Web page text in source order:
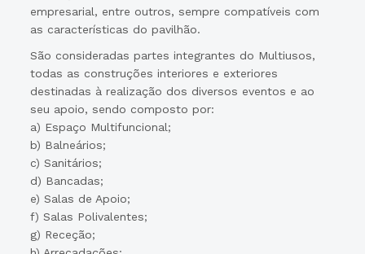
empresarial, entre outros, sempre compatíveis com
as características do pavilhão.
São consideradas partes integrantes do Multiusos,
todas as construções interiores e exteriores
destinadas à realização dos diversos eventos e ao
seu apoio, sendo composto por:
a) Espaço Multifuncional;
b) Balneários;
c) Sanitários;
d) Bancadas;
e) Salas de Apoio;
f) Salas Polivalentes;
g) Receção;